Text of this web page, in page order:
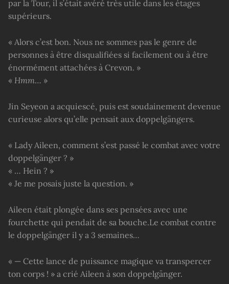
par la Tour, il s’était avéré très utile dans les étages
supérieurs.
« Alors c’est bon. Nous ne sommes pas le genre de
personnes à être disqualifiées si facilement ou à être
énormément attachées à Crevon. »
« Hmm… »
Jin Seyeon a acquiescé, puis est soudainement devenue
curieuse alors qu’elle pensait aux doppelgängers.
« Lady Aileen, comment s’est passé le combat avec votre
doppelgänger ? »
« … Hein ? »
« Je me posais juste la question. »
Aileen était plongée dans ses pensées avec une
fourchette qui pendait de sa bouche.Le combat contre
le doppelgänger il y a 3 semaines…
« — Cette lance de puissance magique va transpercer
ton corps ! » a crié Aileen à son doppelgänger.